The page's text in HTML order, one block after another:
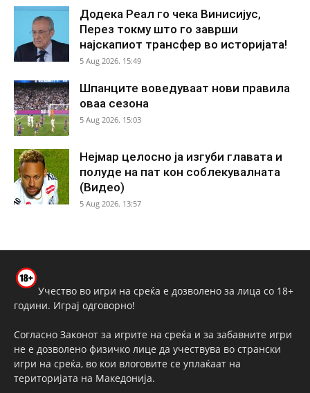
Додека Реал го чека Винисијус,
Перез токму што го заврши
најскапиот трансфер во историјата!
5 Aug 2026. 15:49
Шпанците воведуваат нови правила
оваа сезона
5 Aug 2026. 15:03
Нејмар целосно ја изгуби главата и
полуде на пат кон соблекувалната
(Видео)
5 Aug 2026. 13:57
Учество во игри на среќа е дозволено за лица со 18+
години. Играј одговорно!
Согласно Законот за игрите на среќа и за забавните игри
не е дозволено физичко лице да учествува во странски
игри на среќа, во кои влоговите се уплаќаат на
територијата на Македонија.